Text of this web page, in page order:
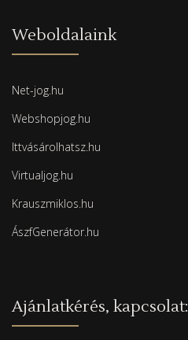
Weboldalaink
Net-jog.hu
Webshopjog.hu
Ittvásárolhatsz.hu
Virtualjog.hu
Krauszmiklos.hu
ÁszfGenerátor.hu
Ajánlatkérés, kapcsolat: